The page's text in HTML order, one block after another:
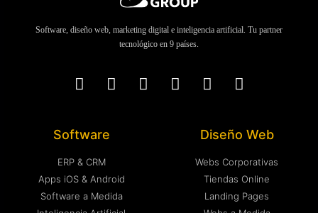
Software, diseño web, marketing digital e inteligencia artificial. Tu partner
tecnológico en 9 países.
Software
ERP & CRM
Apps iOS & Android
Software a Medida
Diseño Web
Webs Corporativas
Tiendas Online
Landing Pages